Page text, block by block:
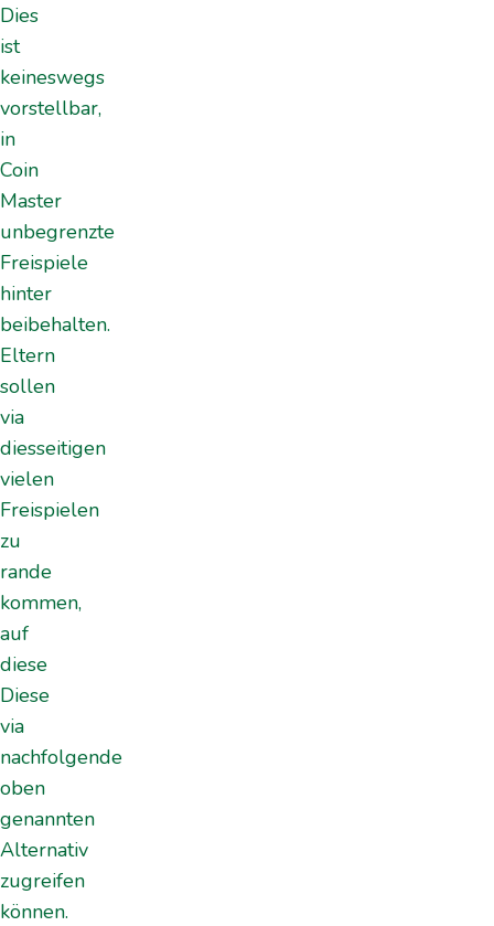
Dies
ist
keineswegs
vorstellbar,
in
Coin
Master
unbegrenzte
Freispiele
hinter
beibehalten.
Eltern
sollen
via
diesseitigen
vielen
Freispielen
zu
rande
kommen,
auf
diese
Diese
via
nachfolgende
oben
genannten
Alternativ
zugreifen
können.